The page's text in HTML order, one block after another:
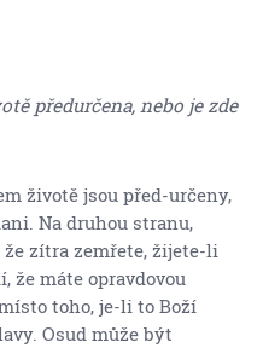
předurčena, nebo je zde
životě jsou před-určeny,
Na druhou stranu,
zítra zemřete, žijete-li
že máte opravdovou
toho, je-li to Boží
Osud může být